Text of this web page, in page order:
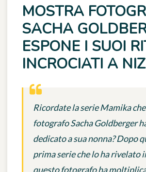
MOSTRA
SACHA
ESPONE I SUOI
INCROCIATI A
Ricordate la serie Mamika
fotografo Sacha Goldberger
dedicato a sua nonna? Dopo
prima serie che lo ha rivelato
questo fotografo ha